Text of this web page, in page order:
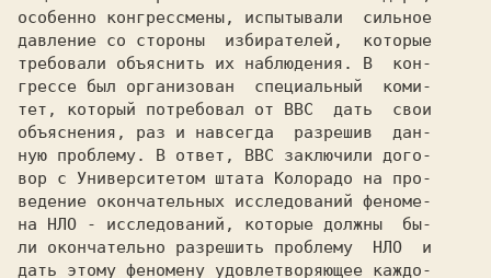
особенно конгрессмены, испытывали  сильное
давление со стороны  избирателей,  которые
требовали объяснить их наблюдения. В  кон-
грессе был организован  специальный  коми-
тет, который потребовал от ВВС  дать  свои
объяснения, раз и навсегда  разрешив  дан-
ную проблему. В ответ, ВВС заключили дого-
вор с Университетом штата Колорадо на про-
ведение окончательных исследований феноме-
на НЛО - исследований, которые должны  бы-
ли окончательно разрешить проблему  НЛО  и
дать этому феномену удовлетворяющее каждо-